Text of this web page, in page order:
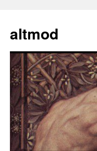
springen
altmod